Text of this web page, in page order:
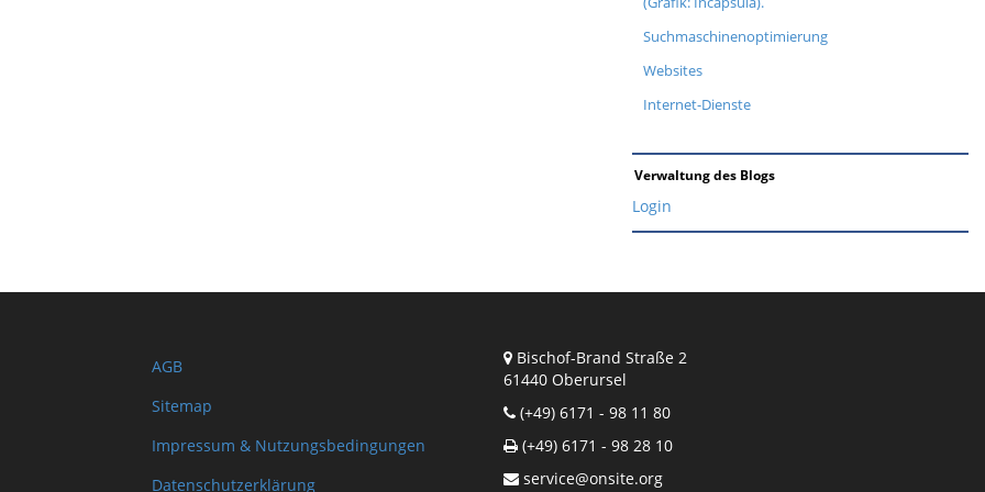
Suchmaschinenoptimierung
Websites
Internet-Dienste
Verwaltung des Blogs
Login
AGB
Sitemap
Impressum & Nutzungsbedingungen
Datenschutzerklärung
Bischof-Brand Straße 2
61440 Oberursel
(+49) 6171 - 98 11 80
(+49) 6171 - 98 28 10
service@onsite.org